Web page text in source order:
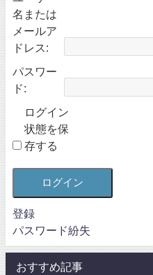
名または
メールア
ドレス:
パスワー
ド:
ログイン
状態を保
存する
ログイン
登録
パスワード紛失
おすすめ記事